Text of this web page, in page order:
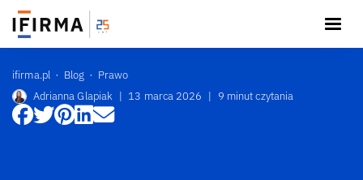
ifirma.pl Blog
Prawo
Adrianna Glapiak | 13 marca 2026 | 9 minut czytania